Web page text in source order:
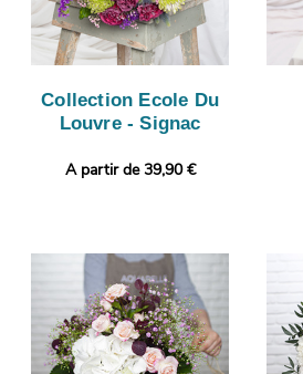
Collection Ecole Du
Louvre - Signac
A partir de 39,90 €